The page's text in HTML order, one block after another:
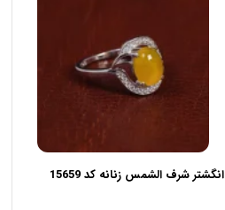
انگشتر شرف الشمس زنانه کد 15659